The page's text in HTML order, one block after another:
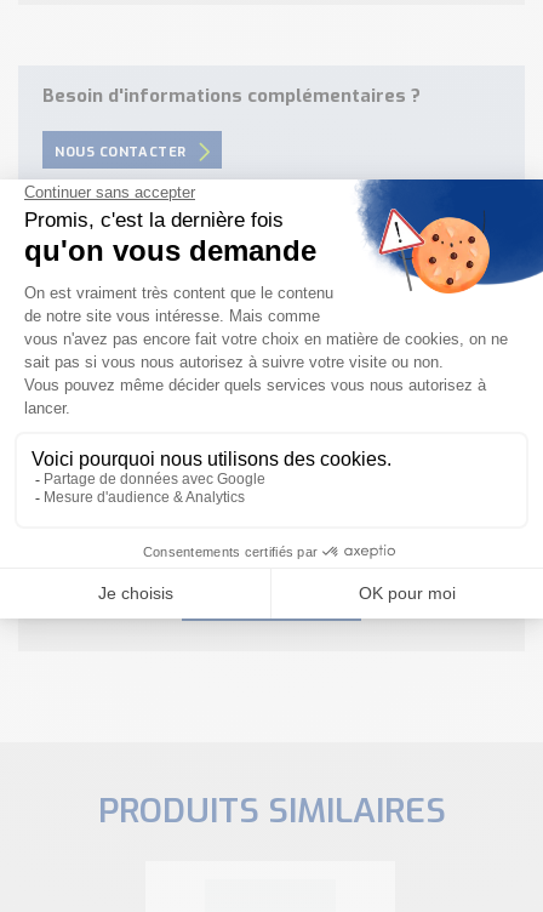
Besoin d'informations complémentaires ?
NOUS CONTACTER
Besoin d'aide pour choisir votre
produit ?
votre projet
PRODUITS SIMILAIRES